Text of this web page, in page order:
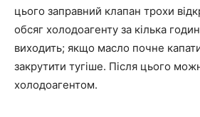
цього заправний клапан трохи
обсяг холодоагенту за кілька
виходить; якщо масло почне
закрутити тугіше. Після цього
холодоагентом.